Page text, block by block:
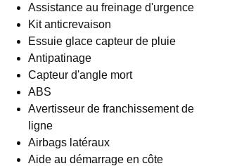
Assistance au freinage d'urgence
Kit anticrevaison
Essuie glace capteur de pluie
Antipatinage
Capteur d'angle mort
ABS
Avertisseur de franchissement de
ligne
Airbags latéraux
Aide au démarrage en côte